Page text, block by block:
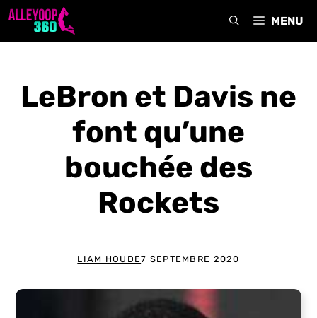
Aller
MENU
LeBron et Davis ne
font qu’une
bouchée des
Rockets
LIAM HOUDE7 SEPTEMBRE 2020